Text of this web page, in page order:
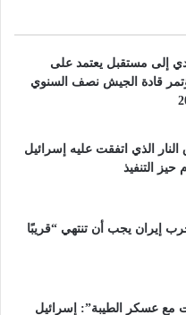
إلى مستقبل يعتمد على
قادة الجيش نصف السنوي
الذي اتفقت عليه إسرائيل
إيران يجب أن تنتهي “قريبًا
مع عسكر الطيبة”: إسرائيل